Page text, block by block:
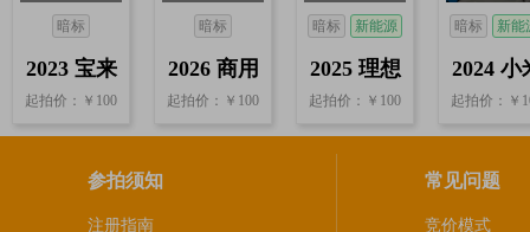
天17分17秒
暗标
2023 宝来
1.2T 自动
起拍价：￥100
田
23小时31分
暗标
2026 商用
车
起拍价：￥100
22小时3分17
暗标 新能源
2025 理想
L9 自动
起拍价：￥100
21小时57
暗标 新能
2024 小
SU7
起拍价：￥
参拍须知
注册指南
常见问题
竞价模式